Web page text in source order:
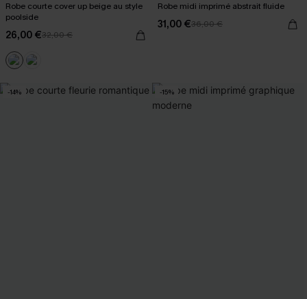
Robe courte cover up beige au style
poolside
26,00 €32,00 €
Robe midi imprimé abstrait fluide
31,00 €36,00 €
-14% -15%